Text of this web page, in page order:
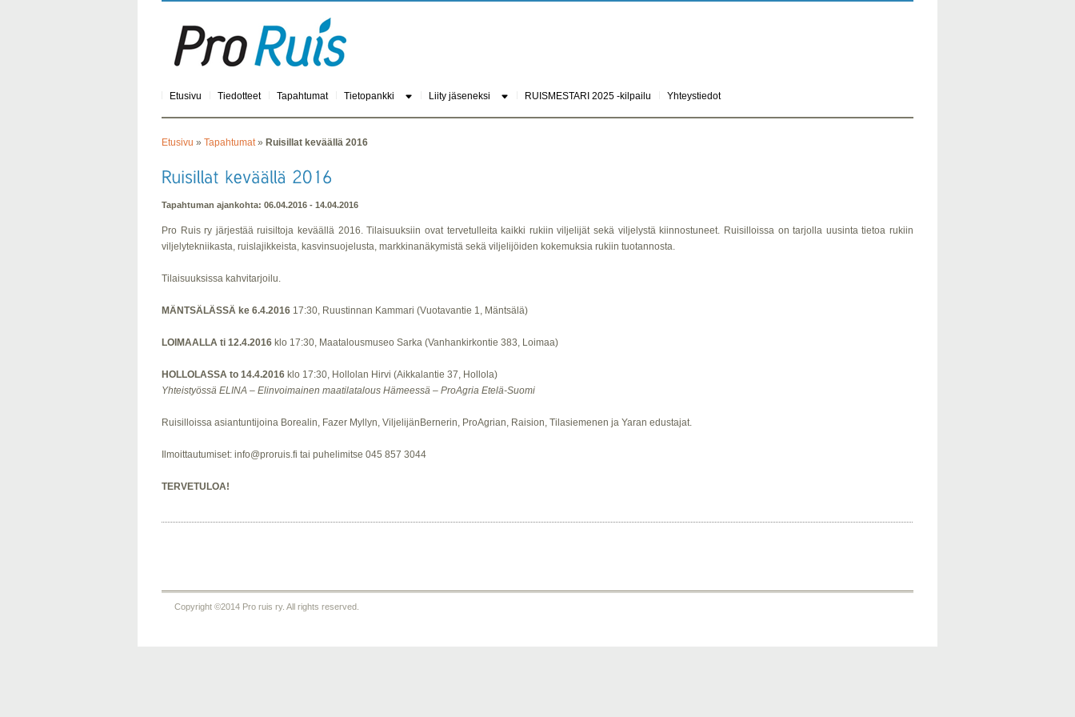
Etusivu Tiedotteet Tapahtumat Tietopankki Liity jäseneksi RUISMESTARI 2025 -kilpailu Yhteystiedot
Etusivu » Tapahtumat» Ruisillat keväällä 2016
Tapahtuman ajankohta: 06.04.2016 - 14.04.2016
Pro Ruis ry järjestää ruisiltoja keväällä 2016. Tilaisuuksiin ovat tervetulleita kaikki rukiin viljelijät sekä viljelystä kiinnostuneet. Ruisilloissa on tarjolla uusinta tietoa rukiin
viljelytekniikasta, ruislajikkeista, kasvinsuojelusta, markkinanäkymistä sekä viljelijöiden kokemuksia rukiin tuotannosta.
Tilaisuuksissa kahvitarjoilu.
MÄNTSÄLÄSSÄ ke 6.4.2016 17:30, Ruustinnan Kammari (Vuotavantie 1, Mäntsälä)
LOIMAALLA ti 12.4.2016 klo 17:30, Maatalousmuseo Sarka (Vanhankirkontie 383, Loimaa)
HOLLOLASSA to 14.4.2016 klo 17:30, Hollolan Hirvi (Aikkalantie 37, Hollola)
Yhteistyössä ELINA – Elinvoimainen maatilatalous Hämeessä – ProAgria Etelä-Suomi
Ruisilloissa asiantuntijoina Borealin, Fazer Myllyn, ViljelijänBernerin, ProAgrian, Raision, Tilasiemenen ja Yaran edustajat.
Ilmoittautumiset: info@proruis.fi tai puhelimitse 045 857 3044
TERVETULOA!
Copyright ©2014 Pro ruis ry. All rights reserved.